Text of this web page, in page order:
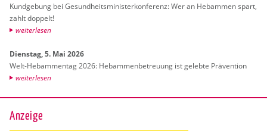
Kund­ge­bung bei Ge­sund­heits­mi­nis­ter­kon­fe­renz: Wer an Heb­am­men spart,
zahlt dop­pelt!
wei­ter­le­sen
Diens­tag, 5. Mai 2026
Welt-Heb­am­men­tag 2026: Heb­am­men­be­treu­ung ist ge­leb­te Prä­ven­ti­on
wei­ter­le­sen
Anzeige